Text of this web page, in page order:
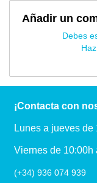
Añadir un
Debes
¡Contacta con
Lunes a jueves de
Viernes de 10:00h
(+34) 936 074 939